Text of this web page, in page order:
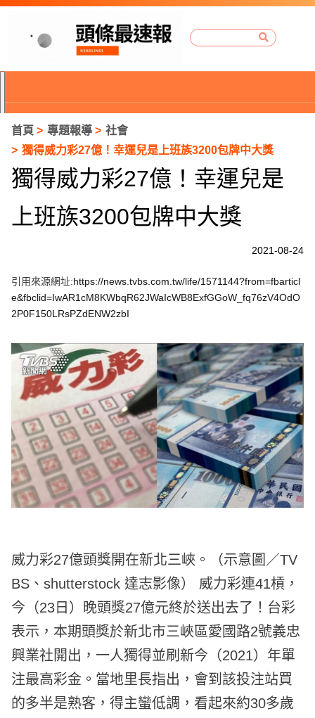
首頁 專題報導
社會
獨得威力彩27億！幸運兒是上班族3200包牌中大獎
獨得威力彩27億！幸運兒是
上班族3200包牌中大獎
2021-08-24
引用來源網址:https://news.tvbs.com.tw/life/1571144?from=fbarticl
e&fbclid=IwAR1cM8KWbqR62JWaIcWB8ExfGGoW_fq76zV4OdO
2P0F150LRsPZdENW2zbI
威力彩27億頭獎開在新北三峽。（示意圖／TV
BS、shutterstock 達志影像） 威力彩連41槓，
今（23日）晚頭獎27億元終於送出去了！台彩
表示，本期頭獎於新北市三峽區愛國路2號義忠
興業社開出，一人獨得並刷新今（2021）年單
注最高彩金。當地里長指出，會到該投注站買
的多半是熟客，得主蠻低調，看起來約30多歲